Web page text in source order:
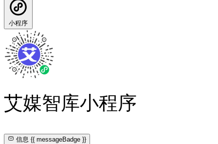
小程序
艾媒智库小程序
信息{{ messageBadge }}